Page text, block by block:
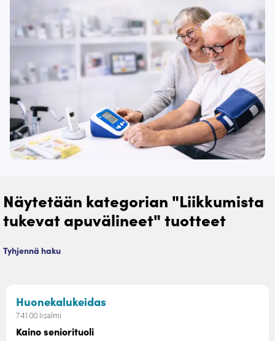
Näytetään kategorian "Liikkumista
tukevat apuvälineet" tuotteet
Tyhjennä haku
Huonekalukeidas
74100 Iisalmi
Kaino seniorituoli